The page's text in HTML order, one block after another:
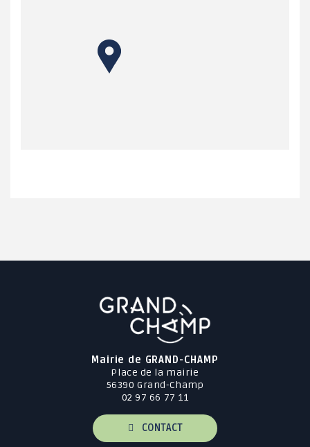
Mairie de GRAND-CHAMP
Place de la mairie
56390 Grand-Champ
02 97 66 77 11
CONTACT